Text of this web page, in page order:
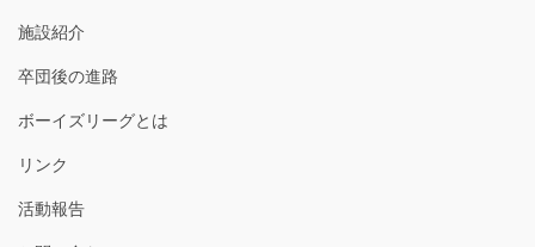
施設紹介
卒団後の進路
ボーイズリーグとは
リンク
活動報告